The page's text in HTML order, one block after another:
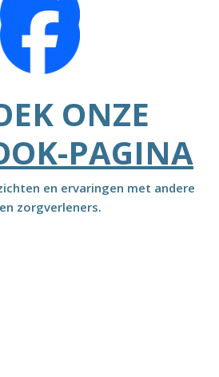
ONZE
PAGINA
en ervaringen met andere
zorgverleners.